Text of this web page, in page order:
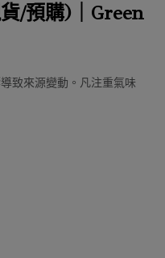
/預購)｜Green
致來源變動。凡注重氣味